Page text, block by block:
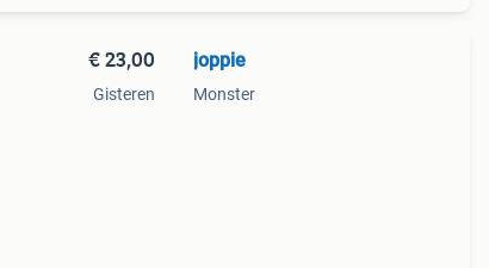
€ 23,00
Gisteren
joppie
Monster